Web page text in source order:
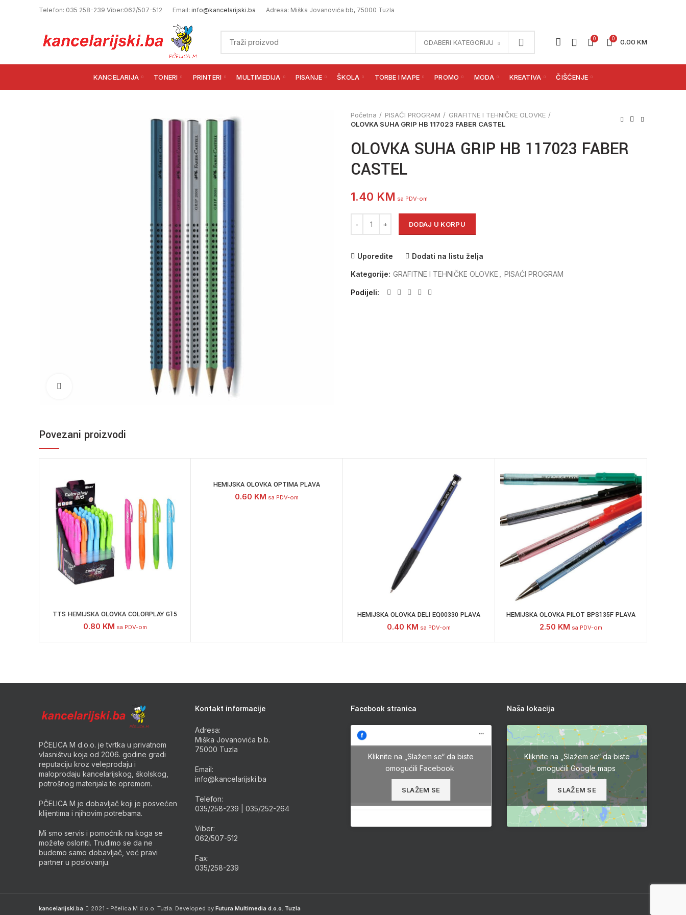
Telefon: 035 258-239 Viber:062/507-512 Email: info@kancelarijski.ba Adresa: Miška Jovanovića bb, 75000 Tuzla
ODABERI KATEGORIJU 0 0 0.00 KM
KANCELARIJA TONERI PRINTERI MULTIMEDIJA PISANJE ŠKOLA TORBE I MAPE PROMO MODA KREATIVA ČIŠĆENJE
Početna PISAĆI PROGRAM
GRAFITNE I TEHNIČKE OLOVKE
OLOVKA SUHA GRIP HB 117023 FABER CASTEL
OLOVKA SUHA GRIP HB 117023 FABER
CASTEL
1.40 KM sa PDV-om
DODAJ U KORPU
Uporedite Dodati na listu želja
Kategorije: GRAFITNE I TEHNIČKE OLOVKE PISAĆI PROGRAM
Podijeli
Povezani proizvodi
TTS HEMIJSKA OLOVKA COLORPLAY G15
0.80 KM sa PDV-om
HEMIJSKA OLOVKA OPTIMA PLAVA
0.60 KM sa PDV-om
HEMIJSKA OLOVKA DELI EQ00330 PLAVA
0.40 KM sa PDV-om
HEMIJSKA OLOVKA PILOT BPS135F PLAVA
2.50 KM sa PDV-om
PČELICA M d.o.o. je tvrtka u privatnom
vlasništvu koja od 2006. godine gradi
reputaciju kroz veleprodaju i
maloprodaju kancelarijskog, školskog,
potrošnog materijala te opremom.
PČELICA M je dobavljač koji je posvećen
klijentima i njihovim potrebama.
Mi smo servis i pomoćnik na koga se
možete osloniti. Trudimo se da ne
budemo samo dobavljač, već pravi
partner u poslovanju.
Kontakt informacije
Adresa:
Miška Jovanovića b.b.
75000 Tuzla
Email:
info@kancelarijski.ba
Telefon:
035/258-239 | 035/252-264
Viber:
062/507-512
Fax:
035/258-239
Facebook stranica
Kliknite na „Slažem se“ da biste
omogućili Facebook
SLAŽEM SE
Naša lokacija
Kliknite na „Slažem se“ da biste
omogućili Google maps
SLAŽEM SE
kancelarijski.ba 2021 - Pčelica M d.o.o. Tuzla. Developed by Futura Multimedia d.o.o. Tuzla